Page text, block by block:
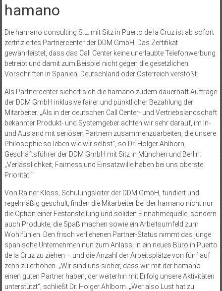
hamano
Die hamano consulting S.L. mit Sitz in Puerto de la Cruz ist ab sofort
zertifiziertes Partnercenter der DDM GmbH. Das Zertifikat
gewährleistet, dass das Call Center keine unerlaubte Telefonwerbung
betreibt und damit zum Beispiel nicht gegen die gesetzlichen
Vorschriften in Spanien, Deutschland oder Österreich verstößt.
Als Partnercenter sichert sich die hamano zudem dauerhaft Aufträge
der DDM GmbH inklusive fairer und pünktlicher Bezahlung der
Mitarbeiter. „Als in der deutschen Call Center- und Vertriebslandschaft
bekannter Produkt- und Systemgeber achten wir sehr darauf, im In-
und Ausland mit seriösen Partnern zusammenzuarbeiten, die unsere
Philosophie so leben wie wir selbst“, so Dr. Holger Ahlborn,
Geschäftsführer der DDM GmbH mit Sitz in München und Berlin.
„Verlässlichkeit, Fairness und Einsatzwille haben bei uns oberste
Priorität.“
Von Rainer Kloss, Schulungsleiter der DDM GmbH, fundiert und
regelmäßig geschult, finden die Mitarbeiter bei der hamano nicht nur
die Option einer Festanstellung und soliden Einnahmequelle, sondern
auch Produkte, die Spaß machen sowie ein Arbeitsumfeld zum
Wohlfühlen. Den frisch verliehenen Partner-Status nimmt das junge
spanische Unternehmen nun zum Anlass, in ein neues Büro in Puerto
de la Cruz zu ziehen – und die Anzahl der Arbeitsplätze von fünf auf
zehn zu erhöhen. „Wir sind uns sicher, dass wir mit der hamano
einen guten Partner haben, der weiterhin mit Erfolg unsere Aktivitäten
unterstützt“, schließt Dr. Holger Ahlborn. „Wer also Lust hat zu